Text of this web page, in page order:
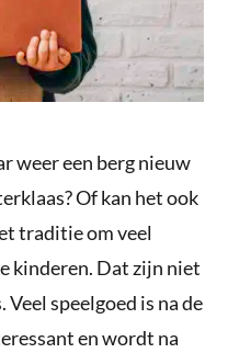
weer een berg nieuw
Of kan het ook
traditie om veel
kinderen. Dat zijn niet
speelgoed is na de
en wordt na